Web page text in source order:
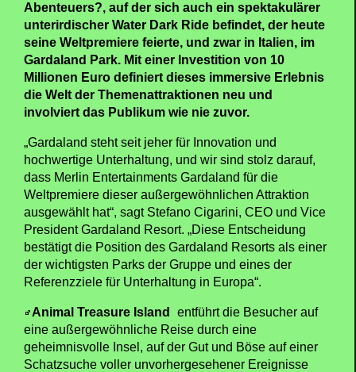
Abenteuers?, auf der sich auch ein spektakulärer
unterirdischer Water Dark Ride befindet, der heute
seine Weltpremiere feierte, und zwar in Italien, im
Gardaland Park. Mit einer Investition von 10
Millionen Euro definiert dieses immersive Erlebnis
die Welt der Themenattraktionen neu und
involviert das Publikum wie nie zuvor.
„Gardaland steht seit jeher für Innovation und
hochwertige Unterhaltung, und wir sind stolz darauf,
dass Merlin Entertainments Gardaland für die
Weltpremiere dieser außergewöhnlichen Attraktion
ausgewählt hat“, sagt Stefano Cigarini, CEO und Vice
President Gardaland Resort. „Diese Entscheidung
bestätigt die Position des Gardaland Resorts als einer
der wichtigsten Parks der Gruppe und eines der
Referenzziele für Unterhaltung in Europa“.
Animal Treasure Island
entführt die Besucher auf
eine außergewöhnliche Reise durch eine
geheimnisvolle Insel, auf der Gut und Böse auf einer
Schatzsuche voller unvorhergesehener Ereignisse